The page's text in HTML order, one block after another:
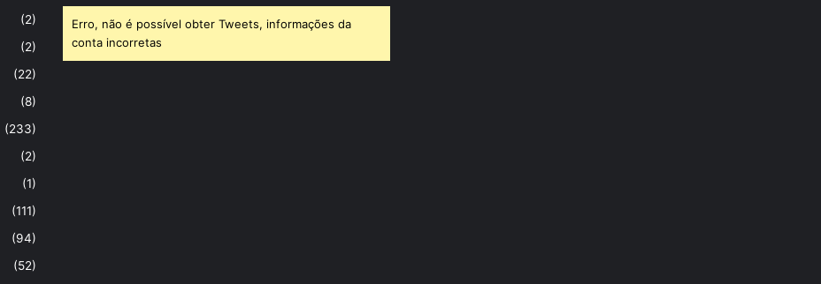
(2)
(2)
(22)
(8)
(233)
(2)
(1)
(111)
(94)
(52)
Erro, não é possível obter Tweets, informações da
conta incorretas